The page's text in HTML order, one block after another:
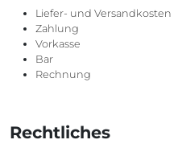
Liefer- und Versandkosten
Zahlung
Vorkasse
Bar
Rechnung
Rechtliches